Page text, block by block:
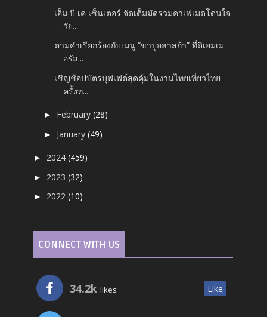
เอ็ม บี เค เซ็นเตอร์ จัดเต็มมัดรวมคาเฟ่เมดโดนใจ
วัย...
ตามคำเรียกร้องกับเมนู “ขาปูอลาสก้า” ที่ดิเอมเม
อรัล...
เชิญช้อปบัตรบุฟเฟต์สุดคุ้มในงานไทยเที่ยวไทย
ครั้งท...
► February(28)
► January(49)
► 2024(459)
► 2023(32)
► 2022(10)
CONNECT WITH US
34.2k likes Like